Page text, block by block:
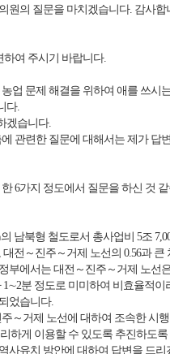
원의 질문을 마치겠습니다. 감사합
여 주시기 바랍니다.
업 문제 해결을 위하여 애를 쓰시
다.
겠습니다.
관련한 질문에 대해서는 제가
6가지 정도에서 질문을 하신 것
남북형 철도로서 총사업비 5조
전～진주～거제 노선의 0.56과
부에서는 대전～진주～거제 노
분 정도로 미미하여 비효율적
었습니다.
～거제 노선에 대하여 조속한
하게 이용할 수 있도록 추진하도
사유치 방안에 대하여 답변을 드리